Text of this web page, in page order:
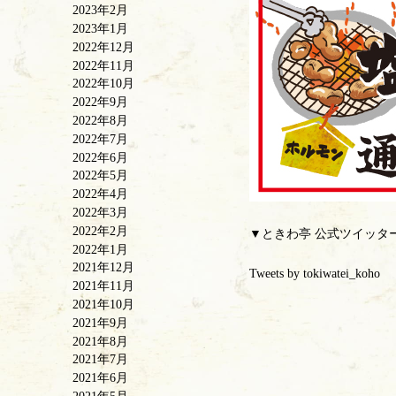
▼ときわ亭 公式ツイッタ
Tweets by tokiwatei_koho
2023年2月
2023年1月
2022年12月
2022年11月
2022年10月
2022年9月
2022年8月
2022年7月
2022年6月
2022年5月
2022年4月
2022年3月
2022年2月
2022年1月
2021年12月
2021年11月
2021年10月
2021年9月
2021年8月
2021年7月
2021年6月